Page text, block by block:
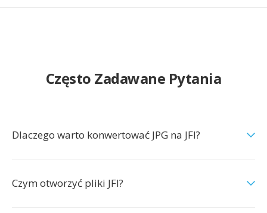
Często Zadawane Pytania
Dlaczego warto konwertować JPG na JFI?
Czym otworzyć pliki JFI?